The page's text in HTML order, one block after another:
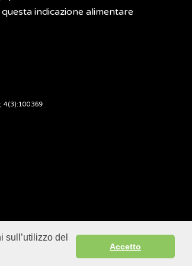
del
Accetto
indicazione alimentare
4(3):100369
Sitemap